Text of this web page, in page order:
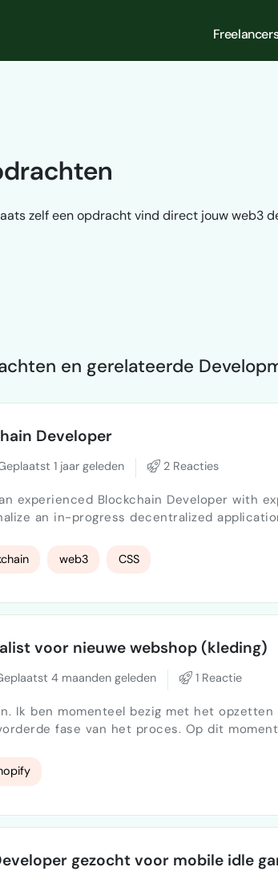
zelf een opdracht vind direct jouw web3
en gerelateerde
Developer
1 jaar geleden 2 Reacties
experienced Blockchain Developer with
an in-progress decentralized
and UI refinements. Project DetailsRepository:
web3 CSS
voor nieuwe webshop (kleding)
4 maanden geleden 1 Reactie
Ik ben momenteel bezig met het
fase van het proces. Op dit
graag via Shopify willen laten ontwikkelen.
blijven werken, zoda…
gezocht voor mobile idle